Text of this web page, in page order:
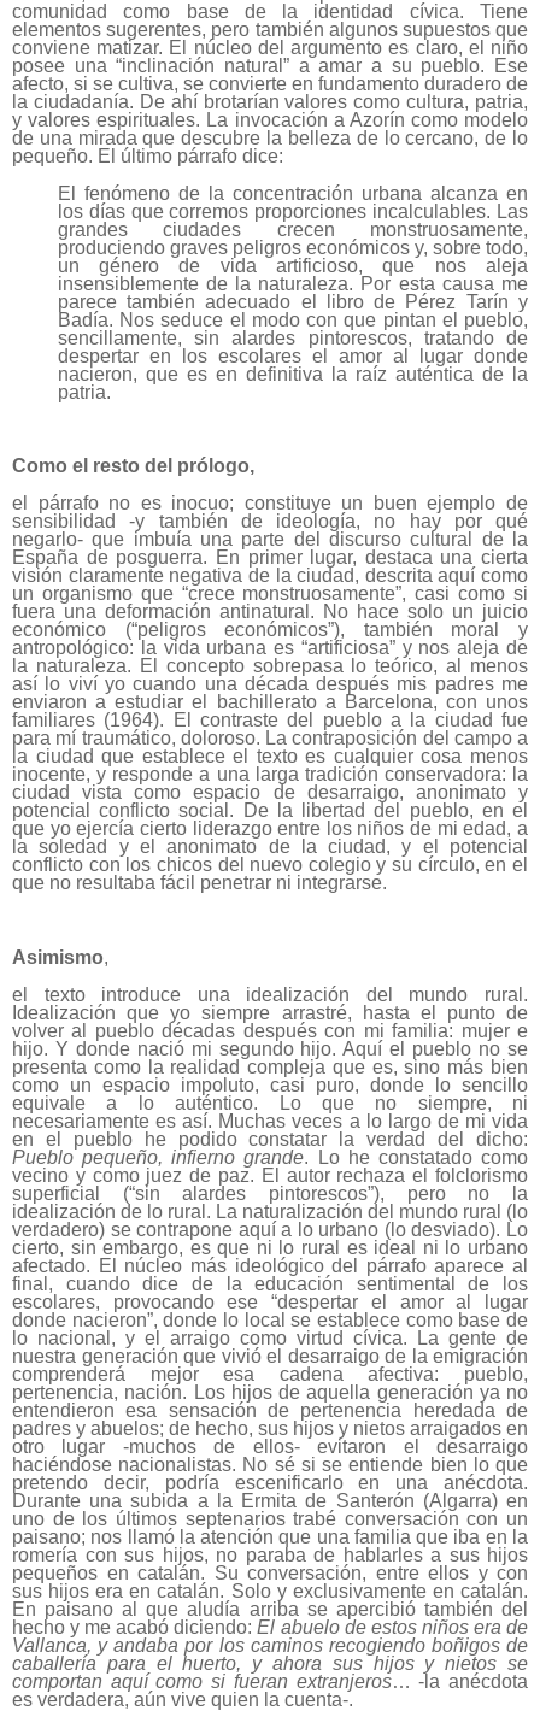
comunidad como base de la identidad cívica. Tiene
elementos sugerentes, pero también algunos supuestos que
conviene matizar. El núcleo del argumento es claro, el niño
posee una “inclinación natural” a amar a su pueblo. Ese
afecto, si se cultiva, se convierte en fundamento duradero de
la ciudadanía. De ahí brotarían valores como cultura, patria,
y valores espirituales. La invocación a Azorín como modelo
de una mirada que descubre la belleza de lo cercano, de lo
pequeño. El último párrafo dice:
El fenómeno de la concentración urbana alcanza en
los días que corremos proporciones incalculables. Las
grandes ciudades crecen monstruosamente,
produciendo graves peligros económicos y, sobre todo,
un género de vida artificioso, que nos aleja
insensiblemente de la naturaleza. Por esta causa me
parece también adecuado el libro de Pérez Tarín y
Badía. Nos seduce el modo con que pintan el pueblo,
sencillamente, sin alardes pintorescos, tratando de
despertar en los escolares el amor al lugar donde
nacieron, que es en definitiva la raíz auténtica de la
patria.
Como el resto del prólogo,
el párrafo no es inocuo; constituye un buen ejemplo de
sensibilidad -y también de ideología, no hay por qué
negarlo- que imbuía una parte del discurso cultural de la
España de posguerra. En primer lugar, destaca una cierta
visión claramente negativa de la ciudad, descrita aquí como
un organismo que “crece monstruosamente”, casi como si
fuera una deformación antinatural. No hace solo un juicio
económico (“peligros económicos”), también moral y
antropológico: la vida urbana es “artificiosa” y nos aleja de
la naturaleza. El concepto sobrepasa lo teórico, al menos
así lo viví yo cuando una década después mis padres me
enviaron a estudiar el bachillerato a Barcelona, con unos
familiares (1964). El contraste del pueblo a la ciudad fue
para mí traumático, doloroso. La contraposición del campo a
la ciudad que establece el texto es cualquier cosa menos
inocente, y responde a una larga tradición conservadora: la
ciudad vista como espacio de desarraigo, anonimato y
potencial conflicto social. De la libertad del pueblo, en el
que yo ejercía cierto liderazgo entre los niños de mi edad, a
la soledad y el anonimato de la ciudad, y el potencial
conflicto con los chicos del nuevo colegio y su círculo, en el
que no resultaba fácil penetrar ni integrarse.
Asimismo,
el texto introduce una idealización del mundo rural.
Idealización que yo siempre arrastré, hasta el punto de
volver al pueblo décadas después con mi familia: mujer e
hijo. Y donde nació mi segundo hijo. Aquí el pueblo no se
presenta como la realidad compleja que es, sino más bien
como un espacio impoluto, casi puro, donde lo sencillo
equivale a lo auténtico. Lo que no siempre, ni
necesariamente es así. Muchas veces a lo largo de mi vida
en el pueblo he podido constatar la verdad del dicho:
Pueblo pequeño, infierno grande. Lo he constatado como
vecino y como juez de paz. El autor rechaza el folclorismo
superficial (“sin alardes pintorescos”), pero no la
idealización de lo rural. La naturalización del mundo rural (lo
verdadero) se contrapone aquí a lo urbano (lo desviado). Lo
cierto, sin embargo, es que ni lo rural es ideal ni lo urbano
afectado. El núcleo más ideológico del párrafo aparece al
final, cuando dice de la educación sentimental de los
escolares, provocando ese “despertar el amor al lugar
donde nacieron”, donde lo local se establece como base de
lo nacional, y el arraigo como virtud cívica. La gente de
nuestra generación que vivió el desarraigo de la emigración
comprenderá mejor esa cadena afectiva: pueblo,
pertenencia, nación. Los hijos de aquella generación ya no
entendieron esa sensación de pertenencia heredada de
padres y abuelos; de hecho, sus hijos y nietos arraigados en
otro lugar -muchos de ellos- evitaron el desarraigo
haciéndose nacionalistas. No sé si se entiende bien lo que
pretendo decir, podría escenificarlo en una anécdota.
Durante una subida a la Ermita de Santerón (Algarra) en
uno de los últimos septenarios trabé conversación con un
paisano; nos llamó la atención que una familia que iba en la
romería con sus hijos, no paraba de hablarles a sus hijos
pequeños en catalán. Su conversación, entre ellos y con
sus hijos era en catalán. Solo y exclusivamente en catalán.
En paisano al que aludía arriba se apercibió también del
hecho y me acabó diciendo:El abuelo de estos niños era de
Vallanca, y andaba por los caminos recogiendo boñigos de
caballería para el huerto, y ahora sus hijos y nietos se
comportan aquí como si fueran extranjeros… -la anécdota
es verdadera, aún vive quien la cuenta-.